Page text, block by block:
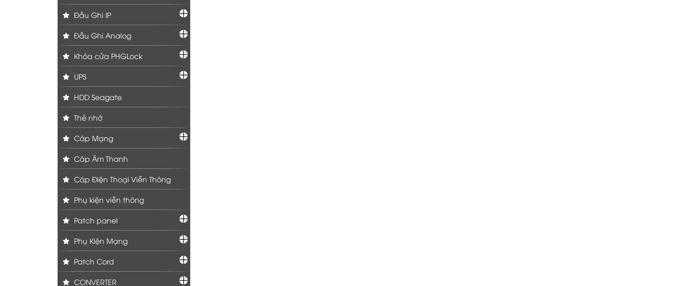
Đầu Ghi IP
Đầu Ghi Analog
Khóa cửa PHGLock
UPS
HDD Seagate
Thẻ nhớ
Cáp Mạng
Cáp Âm Thanh
Cáp Điện Thoại Viễn Thông
Phụ kiện viễn thông
Patch panel
Phụ Kiện Mạng
Patch Cord
CONVERTER